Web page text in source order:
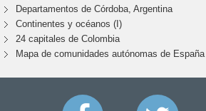
Departamentos de Córdoba, Argentina
Continentes y océanos (I)
24 capitales de Colombia
Mapa de comunidades autónomas de España